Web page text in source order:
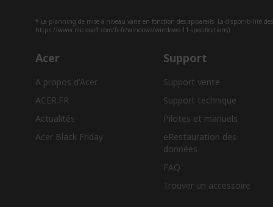
* Le planning de mise à niveau varie en fonction des appareils. La disponibilité
https://www.microsoft.com/fr-fr/windows/windows-11-specifications).
Acer
A propos d'Acer
ACER.FR
Actualités
Acer Black Friday
Support
Support vente
Support technique
Pilotes et manuels
eRestauration des
données​
FAQ
Trouver un accessoire